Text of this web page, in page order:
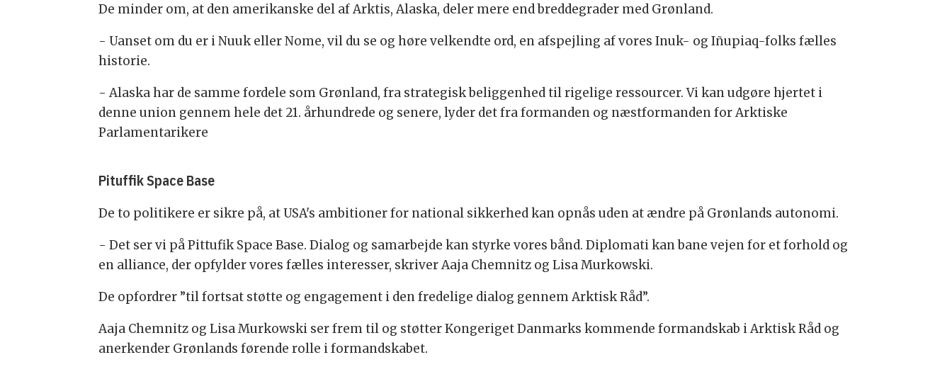
De minder om, at den amerikanske del af Arktis, Alaska, deler mere end breddegrader med Grønland.
- Uanset om du er i Nuuk eller Nome, vil du se og høre velkendte ord, en afspejling af vores Inuk- og Iñupiaq-folks fælles
historie.
- Alaska har de samme fordele som Grønland, fra strategisk beliggenhed til rigelige ressourcer. Vi kan udgøre hjertet i
denne union gennem hele det 21. århundrede og senere, lyder det fra formanden og næstformanden for Arktiske
Parlamentarikere
Pituffik Space Base
De to politikere er sikre på, at USA's ambitioner for national sikkerhed kan opnås uden at ændre på Grønlands autonomi.
- Det ser vi på Pittufik Space Base. Dialog og samarbejde kan styrke vores bånd. Diplomati kan bane vejen for et forhold og
en alliance, der opfylder vores fælles interesser, skriver Aaja Chemnitz og Lisa Murkowski.
De opfordrer ”til fortsat støtte og engagement i den fredelige dialog gennem Arktisk Råd”.
Aaja Chemnitz og Lisa Murkowski ser frem til og støtter Kongeriget Danmarks kommende formandskab i Arktisk Råd og
anerkender Grønlands førende rolle i formandskabet.